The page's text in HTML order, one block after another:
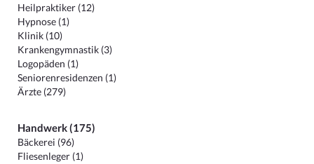
Heilpraktiker (12)
Hypnose (1)
Klinik (10)
Krankengymnastik (3)
Logopäden (1)
Seniorenresidenzen (1)
Ärzte (279)
Handwerk (175)
Bäckerei (96)
Fliesenleger (1)